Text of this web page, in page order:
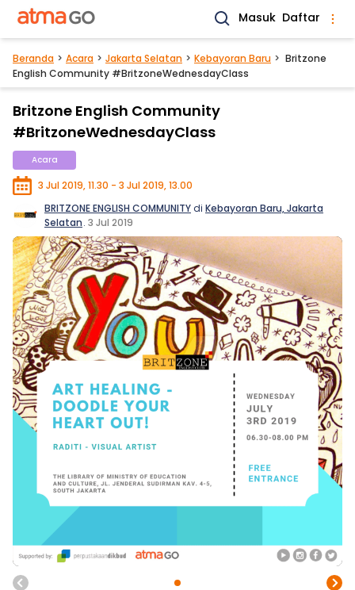
Masuk Daftar
Beranda Acara Jakarta Selatan Kebayoran Baru
Britzone
English Community #BritzoneWednesdayClass
Britzone English Community
#BritzoneWednesdayClass
Acara
3 Jul 2019, 11.30 - 3 Jul 2019, 13.00
BRITZONE ENGLISH COMMUNITYdi Kebayoran Baru, Jakarta
Selatan. 3 Jul 2019